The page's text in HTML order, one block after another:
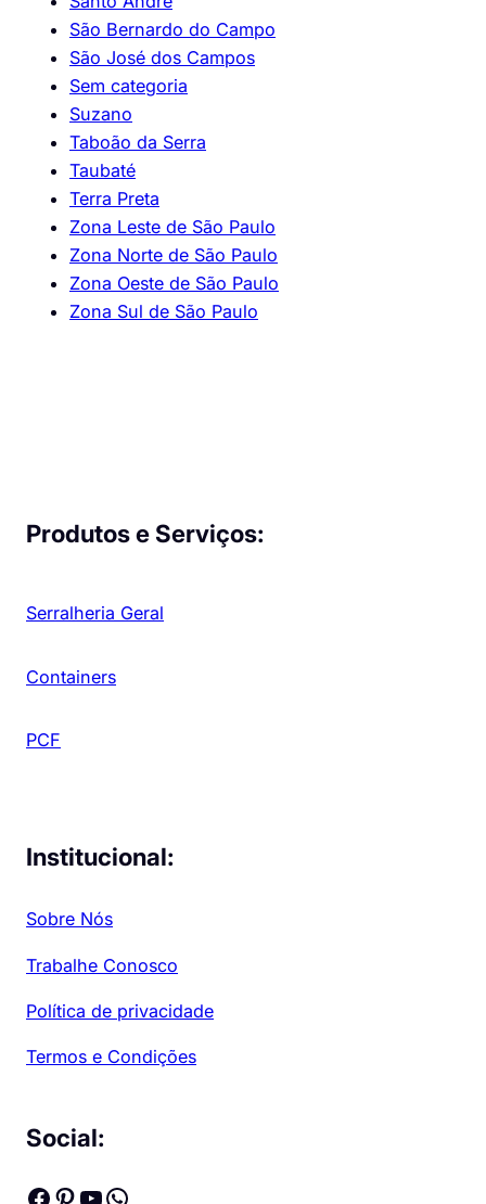
São Bernardo do Campo
São José dos Campos
Sem categoria
Suzano
Taboão da Serra
Taubaté
Terra Preta
Zona Leste de São Paulo
Zona Norte de São Paulo
Zona Oeste de São Paulo
Zona Sul de São Paulo
Produtos e Serviços:
Serralheria Geral
Containers
PCF
Institucional:
Sobre Nós
Trabalhe Conosco
Política de privacidade
Termos e Condições
Social:
Facebook Pinterest Youtube WhatsApp